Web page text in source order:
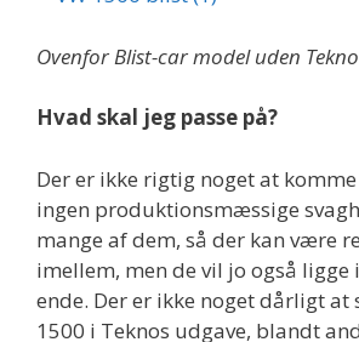
Ovenfor Blist-car model uden
Hvad skal jeg passe på?
Der er ikke rigtig noget at
ingen produktionsmæssige
mange af dem, så der kan være
imellem, men de vil jo også ligge
ende. Der er ikke noget dårligt at
1500 i Teknos udgave, blandt